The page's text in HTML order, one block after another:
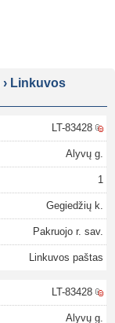
› Linkuvos
LT-83428
Alyvų g.
1
Gegiedžių k.
Pakruojo r. sav.
Linkuvos paštas
LT-83428
Alyvų g.